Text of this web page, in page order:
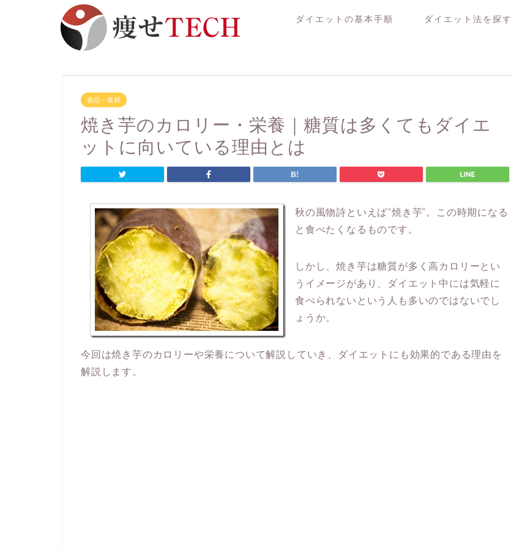
ダイエットの基本手順 ダイエット法を探す
食品・食材
焼き芋のカロリー・栄養｜糖質は多くてもダイエ
ットに向いている理由とは
秋の風物詩といえば“焼き芋”。この時期になる
と食べたくなるものです。
しかし、焼き芋は糖質が多く高カロリーとい
うイメージがあり、ダイエット中には気軽に
食べられないという人も多いのではないでし
ょうか。
今回は焼き芋のカロリーや栄養について解説していき、ダイエットにも効果的である理由を
解説します。